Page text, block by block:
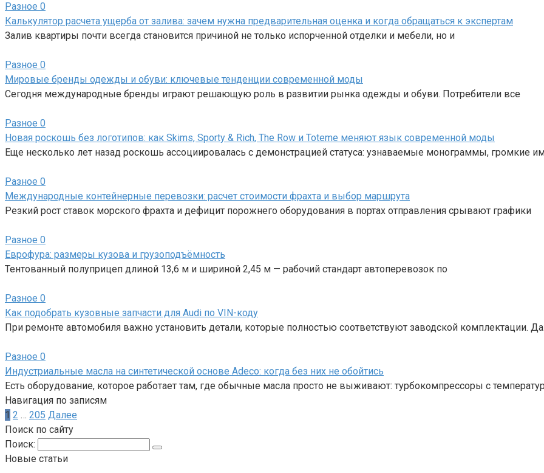
Разное 0
Калькулятор расчета ущерба от залива: зачем нужна предварительная оценка и когда обращаться к экспертам
Залив квартиры почти всегда становится причиной не только испорченной отделки и мебели, но и
Разное 0
Мировые бренды одежды и обуви: ключевые тенденции современной моды
Сегодня международные бренды играют решающую роль в развитии рынка одежды и обуви. Потребители все
Разное 0
Новая роскошь без логотипов: как Skims, Sporty & Rich, The Row и Toteme меняют язык современной моды
Еще несколько лет назад роскошь ассоциировалась с демонстрацией статуса: узнаваемые монограммы, громкие
Разное 0
Международные контейнерные перевозки: расчет стоимости фрахта и выбор маршрута
Резкий рост ставок морского фрахта и дефицит порожнего оборудования в портах отправления срывают графики
Разное 0
Еврофура: размеры кузова и грузоподъёмность
Тентованный полуприцеп длиной 13,6 м и шириной 2,45 м — рабочий стандарт автоперевозок по
Разное 0
Как подобрать кузовные запчасти для Audi по VIN-коду
При ремонте автомобиля важно установить детали, которые полностью соответствуют заводской комплектации.
Разное 0
Индустриальные масла на синтетической основе Adeco: когда без них не обойтись
Есть оборудование, которое работает там, где обычные масла просто не выживают: турбокомпрессоры с
Навигация по записям
1 2 … 205 Далее
Поиск по сайту
Поиск:
Новые статьи